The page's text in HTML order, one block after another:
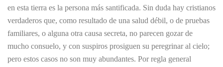
en esta tierra es la persona más santificada. Sin duda hay cristianos
verdaderos que, como resultado de una salud débil, o de pruebas
familiares, o alguna otra causa secreta, no parecen gozar de
mucho consuelo, y con suspiros prosiguen su peregrinar al cielo;
pero estos casos no son muy abundantes. Por regla general